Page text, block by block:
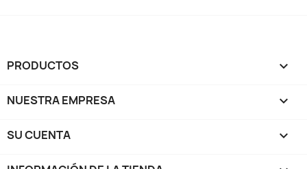
PRODUCTOS 
NUESTRA EMPRESA 
SU CUENTA 